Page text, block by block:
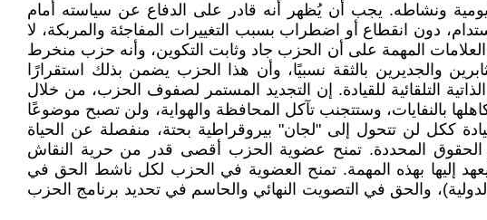
ونشاطه. يجب أن يُظهر أنه قادر على الدفاع عن سياسته أمام
دون انقطاع أو اضطراب بسبب التغييرات المفاجئة والمربكة، لا
المهمة على أن الحزب جاد وثابت التكوين، وأنه حزب منخرط
والجديرين بالثقة نسبيًا، وأن هذا الحزب يضمن بذلك استقرارًا
التلقائية للقيادة. إن التجديد المستمر لصفوف الحزب، من خلال
بالنفايات، وستتجنب تآكل المحافظة والهواية، ولن تصبح موضوعًا
ككل لن تتحول إلى "لجان" بيروقراطية بحتة، منفصلة عن الحياة
الحقوق المحددة. تمنح عضوية الحزب أقصى قدر من حرية النقاش
إليها بهذه المهمة. تمنح العضوية في الحزب لكل ناشط الحق في
والحق في التصويت النهائي والحاسم في تحديد برنامج الحزب